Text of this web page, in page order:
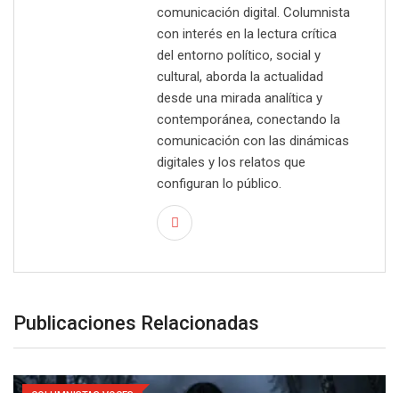
comunicación digital. Columnista
con interés en la lectura crítica
del entorno político, social y
cultural, aborda la actualidad
desde una mirada analítica y
contemporánea, conectando la
comunicación con las dinámicas
digitales y los relatos que
configuran lo público.
Publicaciones Relacionadas